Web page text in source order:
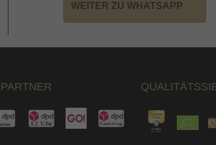
WEITER ZU WHATSAPP